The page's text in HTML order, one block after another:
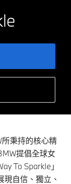
秉持的核心精
提倡全球女
To Sparkle」
自信、獨立、